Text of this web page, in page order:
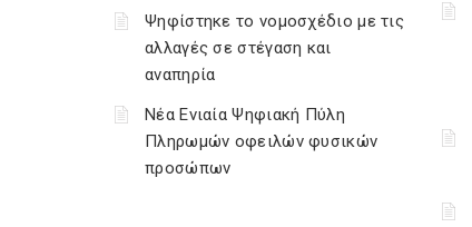
Ψηφίστηκε το νομοσχέδιο με τις
αλλαγές σε στέγαση και
αναπηρία
Νέα Ενιαία Ψηφιακή Πύλη
Πληρωμών οφειλών φυσικών
προσώπων